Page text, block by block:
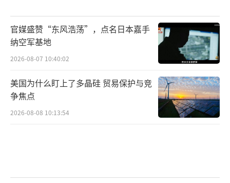
官媒盛赞“东风浩荡”，点名日本嘉手
纳空军基地
2026-08-07 10:40:02
美国为什么盯上了多晶硅 贸易保护与竞
争焦点
2026-08-08 10:13:54